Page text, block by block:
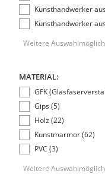
Kunsthandwerker
Kunsthandwerker
Weitere
MATERIAL:
GFK
Gips (5)
Holz (22)
Kunstmarmor (62)
PVC (3)
Weitere